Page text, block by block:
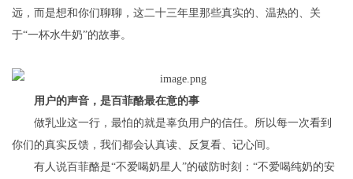
远，而是想和你们聊聊，这二十三年里那些真实的、温热的、关
于“一杯水牛奶”的故事。
用户的声音，是百菲酪最在意的事
做乳业这一行，最怕的就是辜负用户的信任。所以每一次看到
你们的真实反馈，我们都会认真读、反复看、记心间。
有人说百菲酪是“不爱喝奶星人”的破防时刻：“不爱喝纯奶的安